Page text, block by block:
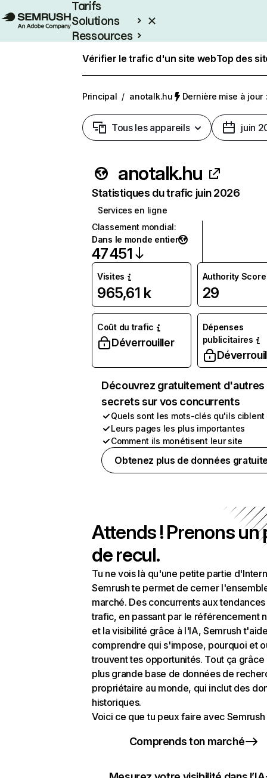
Tarifs
Solutions
Ressources
Vérifier le trafic d'un site webTop des
Principal / anotalk.hu Dernière mise à jour
Tous les appareils juin
anotalk.hu
Statistiques du trafic juin 2026
Services en ligne
Classement mondial:
Dans le monde entier
47 451
Visites
965,61 k
Authority Score
29
Coût du trafic
Déverrouiller
Dépenses
publicitaires
Découvrez gratuitement d'autres
secrets sur vos concurrents
Quels sont les mots-clés qu'ils ciblent
Leurs pages les plus importantes
Comment ils monétisent leur site
Obtenez plus de données
Attends ! Prenons un
de recul.
Tu ne vois là qu'une petite partie
Semrush te permet de cerner
marché. Des concurrents aux
trafic, en passant par le référencement
et la visibilité grâce à l'IA, Semrush
comprendre qui s'impose, pourquoi et
trouvent tes opportunités. Tout ça grâce
plus grande base de données de
propriétaire au monde, qui inclut des
historiques.
Voici ce que tu peux faire avec Semrush
Comprends ton marché